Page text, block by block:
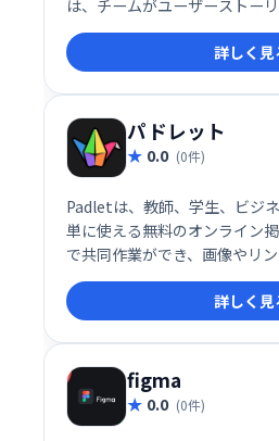
は、チームがユーザーストー
キャプチャ、管理、マッピン
し、思考を構築するための迅速
詳しく見
パドレット
0.0 (0件)
Padletは、教師、学生、ビジ
単に使える無料のオンライン
で共同作業ができ、画像やリ
の投稿が可能です。Webサイ
ャルメディアへの投稿にも対応
スト、ドキュメントなどを共
選ばずに共同作業を促進しま
詳しく見
figma
0.0 (0件)